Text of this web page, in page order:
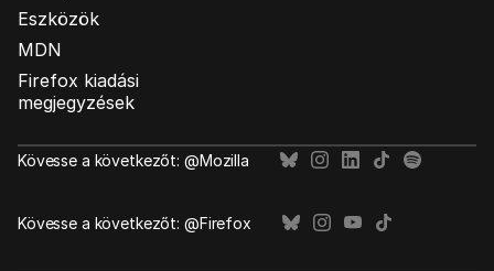
Eszközök
MDN
Firefox kiadási
megjegyzések
Kövesse a következőt: @Mozilla
Kövesse a következőt: @Firefox